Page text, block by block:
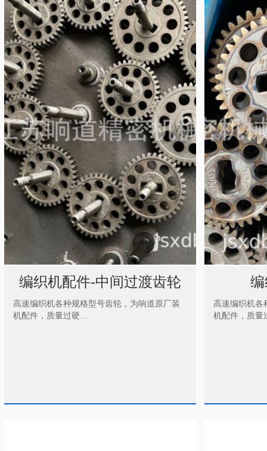
编织机配件-中间过渡齿轮
高速编织机各种规格型号齿轮，为响道原厂装
机配件，质量过硬...
高速编织机各
机配件，质量